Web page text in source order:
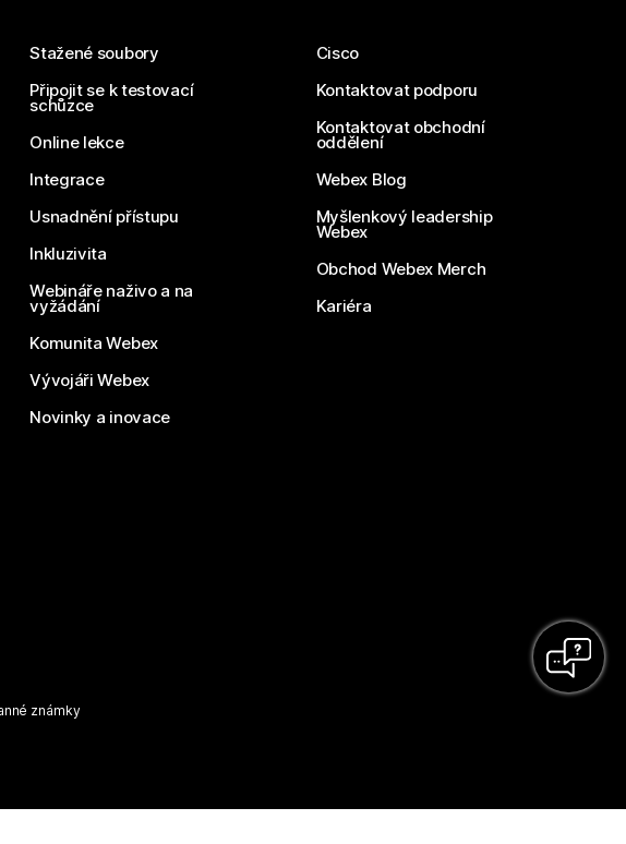
Stažené soubory
Připojit se k testovací
schůzce
Online lekce
Integrace
Usnadnění přístupu
Inkluzivita
Webináře naživo a na
vyžádání
Komunita Webex
Vývojáři Webex
Novinky a inovace
Cisco
Kontaktovat podporu
Kontaktovat obchodní
oddělení
Webex Blog
Myšlenkový leadership
Webex
Obchod Webex Merch
Kariéra
známky